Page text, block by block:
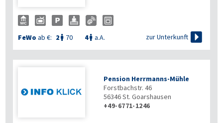
FeWo ab €: 2  70 4 a.A. zur Unterkunft 
Pension Herrmanns-Mühle
Forstbachstr. 46
56346St. Goarshausen
+49-6771-1246